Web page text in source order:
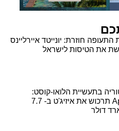
התעופה חוזרת: יונייטד איירליינס
את הטיסות לישראל
בתעשיית הלואו-קוסט:
Apollo תרכוש את איזיג'ט ב- 7.7
דולר